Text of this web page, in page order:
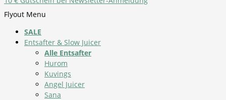
Flyout Menu
SALE
Entsafter & Slow Juicer
Alle Entsafter
Hurom
Kuvings
Angel Juicer
Sana